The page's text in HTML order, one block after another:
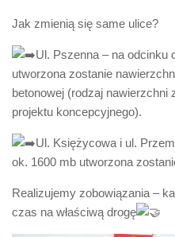
Jak zmienią się same ulice?
Ul. Pszenna – na odcinku
utworzona zostanie
betonowej (rodzaj nawierzchni
projektu koncepcyjnego).
Ul. Księżycowa i ul.
ok. 1600 mb utworzona
Realizujemy zobowiązania –
czas na właściwą drogę